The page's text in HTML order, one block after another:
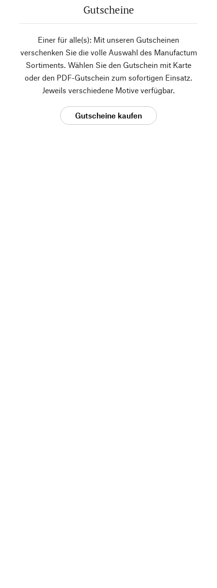
Gutscheine
Einer für alle(s): Mit unseren Gutscheinen
verschenken Sie die volle Auswahl des Manufactum
Sortiments. Wählen Sie den Gutschein mit Karte
oder den PDF-Gutschein zum sofortigen Einsatz.
Jeweils verschiedene Motive verfügbar.
Gutscheine kaufen